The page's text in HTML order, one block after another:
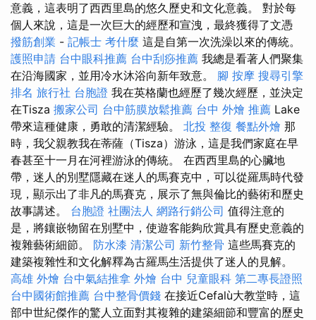
意義，這表明了西西里島的悠久歷史和文化意義。 對於每
個人來說，這是一次巨大的經歷和宣洩，最終獲得了文憑
撥筋創業 - 記帳士 考什麼 這是自第一次洗澡以來的傳統。
護照申請 台中眼科推薦 台中刮痧推薦 我總是看著人們聚集
在沿海國家，並用冷水沐浴向新年致意。 腳 按摩 搜尋引擎
排名 旅行社 台胞證 我在英格蘭也經歷了幾次經歷，並決定
在Tisza 搬家公司 台中筋膜放鬆推薦 台中 外燴 推薦 Lake
帶來這種健康，勇敢的清潔經驗。 北投 整復 餐點外燴 那
時，我父親教我在蒂薩（Tisza）游泳，這是我們家庭在早
春甚至十一月在河裡游泳的傳統。 在西西里島的心臟地
帶，迷人的別墅隱藏在迷人的馬賽克中，可以從羅馬時代發
現，顯示出了非凡的馬賽克，展示了無與倫比的藝術和歷史
故事講述。 台胞證 社團法人 網路行銷公司 值得注意的
是，將鑲嵌物留在別墅中，使遊客能夠欣賞具有歷史意義的
複雜藝術細節。 防水漆 清潔公司 新竹整骨 這些馬賽克的
建築複雜性和文化解釋為古羅馬生活提供了迷人的見解。
高雄 外燴 台中氣結推拿 外燴 台中 兒童眼科 第二專長證照
台中國術館推薦 台中整骨價錢 在接近Cefalù大教堂時，這
部中世紀傑作的驚人立面對其複雜的建築細節和豐富的歷史